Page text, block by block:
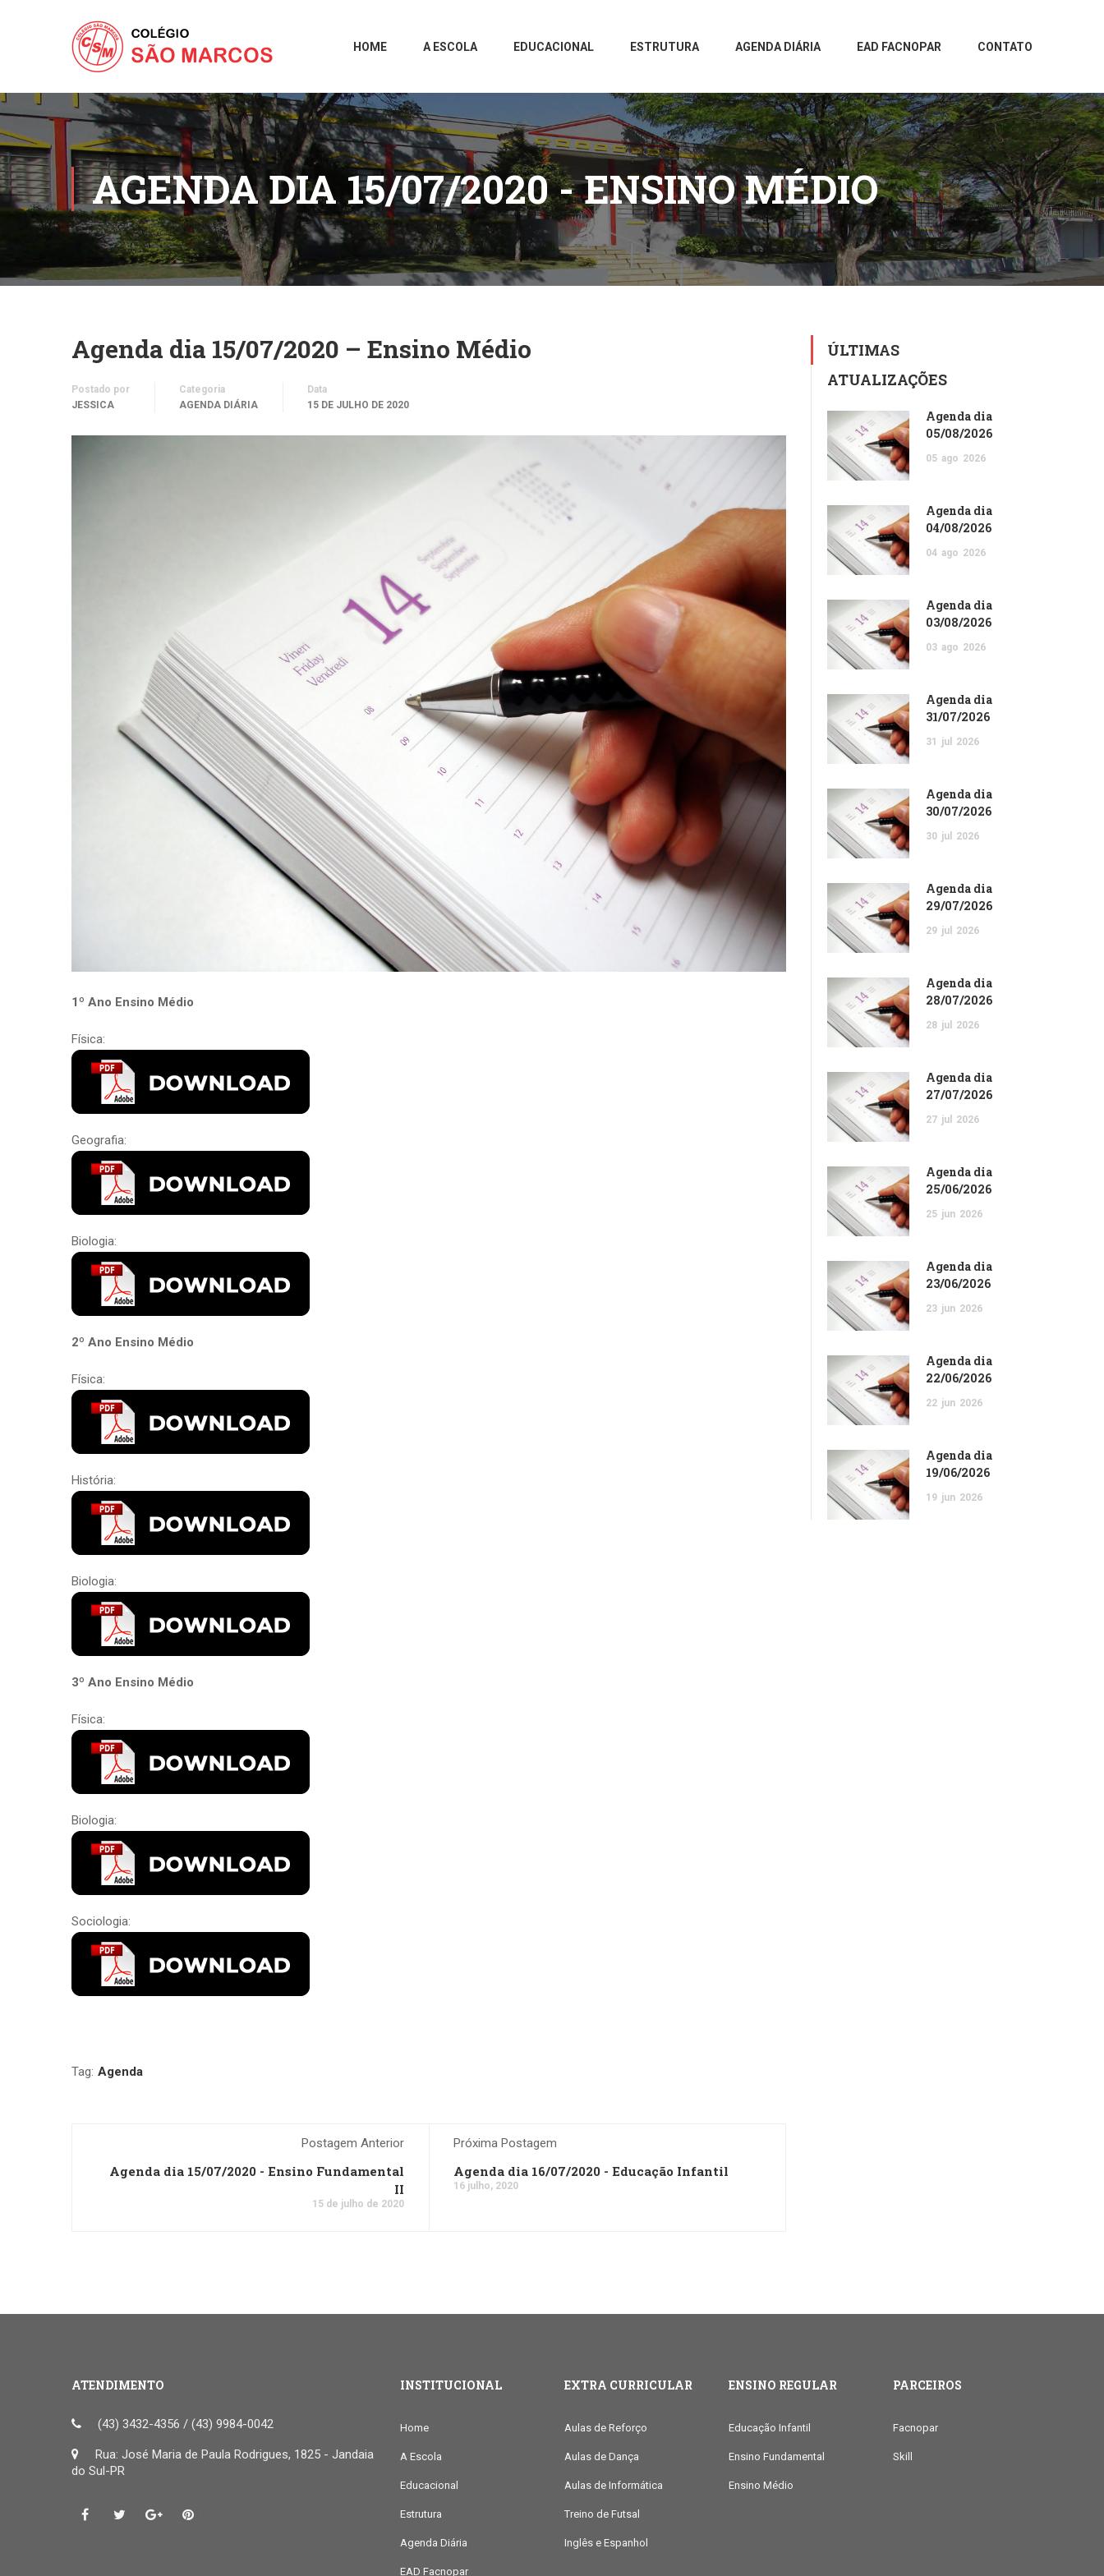
HOME A ESCOLA EDUCACIONAL ESTRUTURA AGENDA DIÁRIA EAD FACNOPAR CONTATO
AGENDA DIA 15/07/2020 - ENSINO MÉDIO
Agenda dia 15/07/2020 – Ensino Médio
Postado por
JESSICA
Categoria
AGENDA DIÁRIA
Data
15 DE JULHO DE 2020
1º Ano Ensino Médio
Física:
Geografia:
Biologia:
2º Ano Ensino Médio
Física:
História:
Biologia:
3º Ano Ensino Médio
Física:
Biologia:
Sociologia:
Tag: Agenda
Postagem Anterior
Agenda dia 15/07/2020 - Ensino Fundamental
II
15 de julho de 2020
Próxima Postagem
Agenda dia 16/07/2020 - Educação Infantil
16 julho, 2020
ÚLTIMAS
ATUALIZAÇÕES
Agenda dia
05/08/2026
05 ago 2026
Agenda dia
04/08/2026
04 ago 2026
Agenda dia
03/08/2026
03 ago 2026
Agenda dia
31/07/2026
31 jul 2026
Agenda dia
30/07/2026
30 jul 2026
Agenda dia
29/07/2026
29 jul 2026
Agenda dia
28/07/2026
28 jul 2026
Agenda dia
27/07/2026
27 jul 2026
Agenda dia
25/06/2026
25 jun 2026
Agenda dia
23/06/2026
23 jun 2026
Agenda dia
22/06/2026
22 jun 2026
Agenda dia
19/06/2026
19 jun 2026
ATENDIMENTO
(43) 3432-4356 / (43) 9984-0042
Rua: José Maria de Paula Rodrigues, 1825 - Jandaia
do Sul-PR
INSTITUCIONAL
Home
A Escola
Educacional
Estrutura
Agenda Diária
EAD Facnopar
EXTRA CURRICULAR
Aulas de Reforço
Aulas de Dança
Aulas de Informática
Treino de Futsal
Inglês e Espanhol
ENSINO REGULAR
Educação Infantil
Ensino Fundamental
Ensino Médio
PARCEIROS
Facnopar
Skill